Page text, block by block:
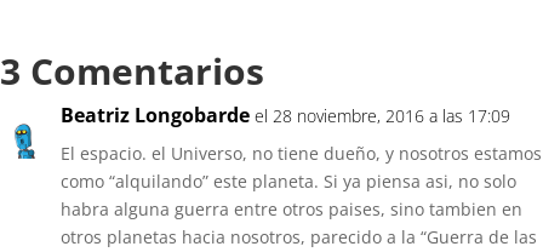
3 Comentarios
Beatriz Longobarde el 28 noviembre, 2016 a las 17:09
El espacio. el Universo, no tiene dueño, y nosotros estamos
como “alquilando” este planeta. Si ya piensa asi, no solo
habra alguna guerra entre otros paises, sino tambien en
otros planetas hacia nosotros, parecido a la “Guerra de las